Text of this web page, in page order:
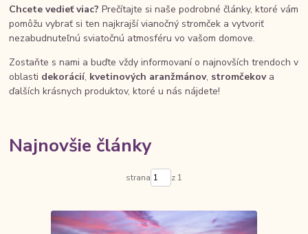
Chcete vedieť viac? Prečítajte si naše podrobné články, ktoré vám
pomôžu vybrať si ten najkrajší vianočný stromček a vytvoriť
nezabudnuteľnú sviatočnú atmosféru vo vašom domove.
Zostaňte s nami a buďte vždy informovaní o najnovších trendoch v
oblasti dekorácií, kvetinových aranžmánov, stromčekova
ďalších krásnych produktov, ktoré u nás nájdete!
Najnovšie články
strana z 1